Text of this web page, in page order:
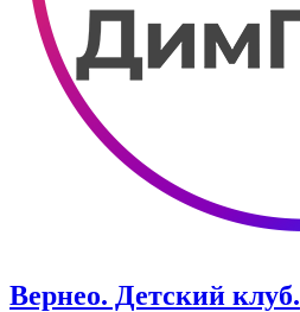
Вернео. Детский клуб.